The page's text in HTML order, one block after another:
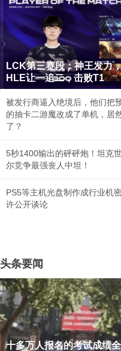
LCK第三赛段：神王发力
HLE让一追二，击败T1
被发行商逼入绝境后，他们把
的抽卡二游魔改成了单机，居
了？
5秒1400输出的砰砰炮！坦克
尔竞争最强丧人中坦！
PS5等主机光盘制作成行业机
许公开谈论
头条要闻
十多万人报名的考试成绩